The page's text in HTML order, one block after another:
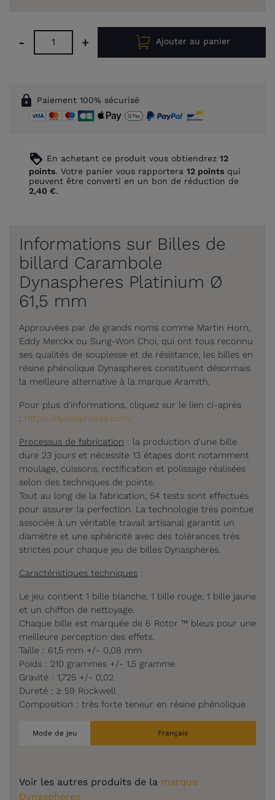
- + Ajouter au panier
lock Paiement 100% sécurisé
loyalty En achetant ce produit vous obtiendrez 12
points. Votre panier vous rapportera 12 points qui
peuvent être converti en un bon de réduction de
2,40 €.
Informations sur Billes de
billard Carambole
Dynaspheres Platinium Ø
61,5 mm
Approuvées par de grands noms comme Martin Horn,
Eddy Merckx ou Sung-Won Choi, qui ont tous reconnu
ses qualités de souplesse et de résistance, les billes en
résine phénolique Dynaspheres constituent désormais
la meilleure alternative à la marque Aramith.
Pour plus d'informations, cliquez sur le lien ci-après
: https://dynaspheres.com/
Processus de fabrication : la production d'une bille
dure 23 jours et nécessite 13 étapes dont notamment
moulage, cuissons, rectification et polissage réalisées
selon des techniques de pointe.
Tout au long de la fabrication, 54 tests sont effectués
pour assurer la perfection. La technologie très pointue
associée à un véritable travail artisanal garantit un
diamètre et une sphéricité avec des tolérances très
strictes pour chaque jeu de billes Dynaspheres.
Caractéristiques techniques :
Le jeu contient 1 bille blanche, 1 bille rouge, 1 bille jaune
et un chiffon de nettoyage.
Chaque bille est marquée de 6 Rotor ™ bleus pour une
meilleure perception des effets.
Taille : 61,5 mm +/- 0,08 mm
Poids : 210 grammes +/- 1,5 gramme
Gravité : 1,725 ​​+/- 0,02
Dureté : ≥ 59 Rockwell
Composition : très forte teneur en résine phénolique
Mode de jeu Français
Voir les autres produits de la marque
Dynaspheres